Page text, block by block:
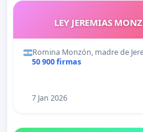
LEY JEREMIAS
Romina Monzón, madre de
50 900 firmas
7 Jan 2026